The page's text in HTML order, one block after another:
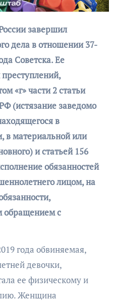
дела в отношении 37-
Советска. Ее
«г» части 2 статьи
(истязание заведомо
в
в материальной или
и статьей 156
обязанностей
лицом, на
обращением с
года обвиняемая,
девочки,
ее физическому и
Женщина